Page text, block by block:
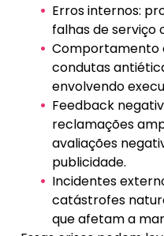
Erros internos:
falhas de serviço
Comportamento
condutas
envolvendo
Feedback
reclamações
avaliações
publicidade.
Incidentes
catástrofes
que afetam a